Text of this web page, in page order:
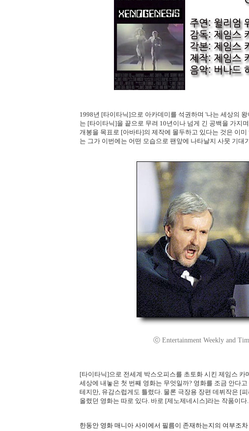
1998년 [타이타닉]으로 아카데미를 석권하며 '나는 세상의
는 [타이타닉]을 끝으로 무려 10년이나 넘게 긴 공백을 가지
개봉을 목표로 [아바타]의 제작에 몰두하고 있다는 것은 이
는 그가 이번에는 어떤 모습으로 팬앞에 나타날지 사뭇 기대
ⓒ Entertainment Weekly and
[타이타닉]으로 전세계 박스오피스를 초토화 시킨 제임스
세상에 내놓은 첫 번째 영화는 무엇일까? 영화를 조금 안다
테지만, 유감스럽게도 틀렸다. 물론 극장용 장편 데뷔작은 [
올렸던 영화는 따로 있다. 바로 [제노제네시스]라는 작품이다.
한동안 영화 매니아 사이에서 필름이 존재하는지의 여부조